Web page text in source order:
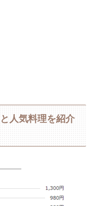
人気料理を紹介